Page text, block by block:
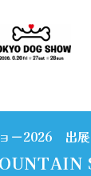
開催概要
ー2026 出